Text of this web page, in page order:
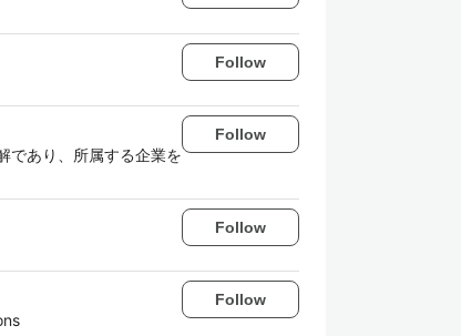
Follow
あり、所属する企業を
Follow
Follow
Follow